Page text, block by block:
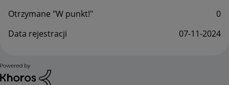
Otrzymane "W punkt!"
0
Data rejestracji
‎07-11-2024